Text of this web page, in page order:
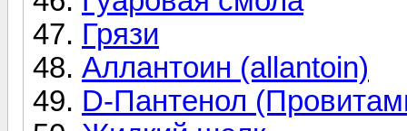
Грязи
Аллантоин (allantoin)
D-Пантенол